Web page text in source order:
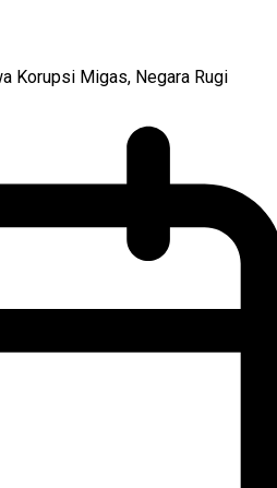
Korupsi Migas, Negara Rugi